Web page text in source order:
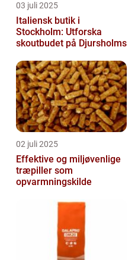
03 juli 2025
Italiensk butik i
Stockholm: Utforska
skoutbudet på Djursholms
02 juli 2025
Effektive og miljøvenlige
træpiller som
opvarmningskilde